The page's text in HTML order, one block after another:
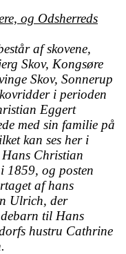
og Odsherreds
af skovene,
Skov, Kongsøre
Skov, Sonnerup
i perioden
Eggert
med sin familie på
kan ses her i
Christian
1859, og posten
af hans
Ulrich, der
til Hans
hustru Cathrine